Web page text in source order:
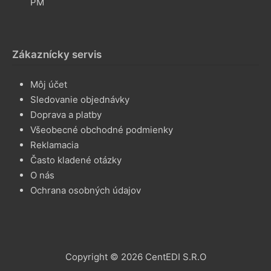
Zákaznícky servis
Môj účet
Sledovanie objednávky
Doprava a platby
Všeobecné obchodné podmienky
Reklamacia
Často kladené otázky
O nás
Ochrana osobných údajov
Copyright © 2026 CentEDI S.R.O